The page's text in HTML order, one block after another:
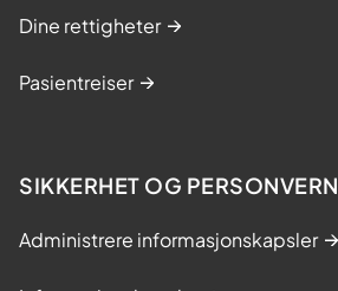
Dine rettigheter
Pasientreiser
SIKKERHET OG PERSONVERN
Administrere informasjonskapsler